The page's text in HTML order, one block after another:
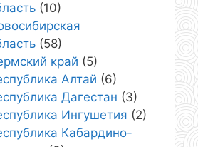
(10)
(58)
край (5)
Алтай (6)
Дагестан (3)
Ингушетия (2)
Кабардино-